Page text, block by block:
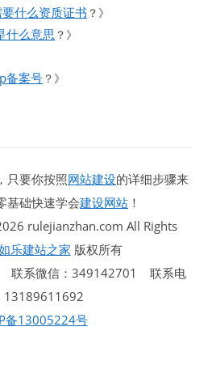
什么资质证书 ？》
什么意思 ？》
备案号 ？》
只要你按照网站建设的详细步骤来
基础快速学会建设网站 ！
rulejianzhan.com All Rights
乐建站之家 版权所有
联系微信：349142701 联系电
13189611692
备13005224号